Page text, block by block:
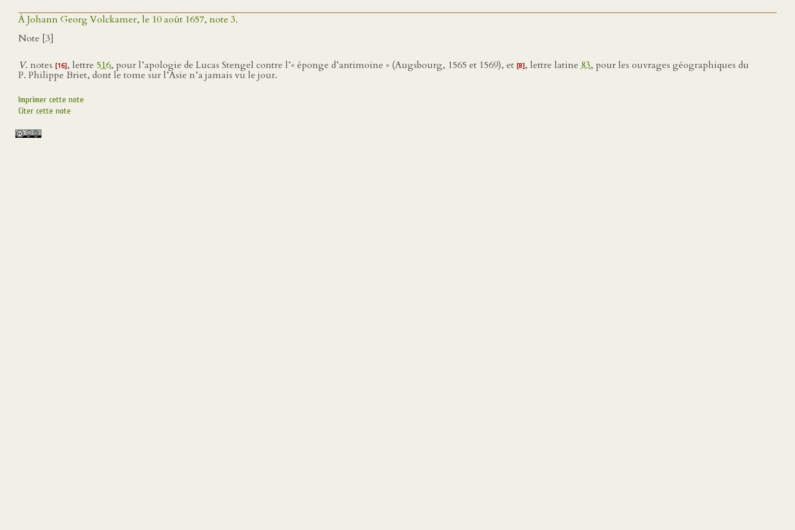
À Johann Georg Volckamer, le 10 août 1657, note 3.
Note [3]
V. notes [16], lettre 516, pour l’apologie de Lucas Stengel contre l’« éponge d’antimoine » (Augsbourg, 1565 et 1569), et [8], lettre latine 83, pour les ouvrages géographiques du
P. Philippe Briet, dont le tome sur l’Asie n’a jamais vu le jour.
Imprimer cette note
Citer cette note